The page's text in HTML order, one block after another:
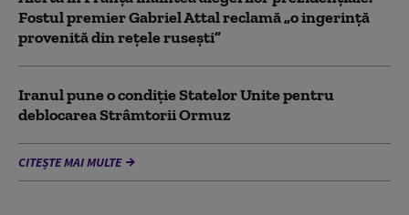
Fostul premier Gabriel Attal reclamă „o ingerință
provenită din rețele rusești”
Iranul pune o condiție Statelor Unite pentru
deblocarea Strâmtorii Ormuz
CITEȘTE MAI MULTE